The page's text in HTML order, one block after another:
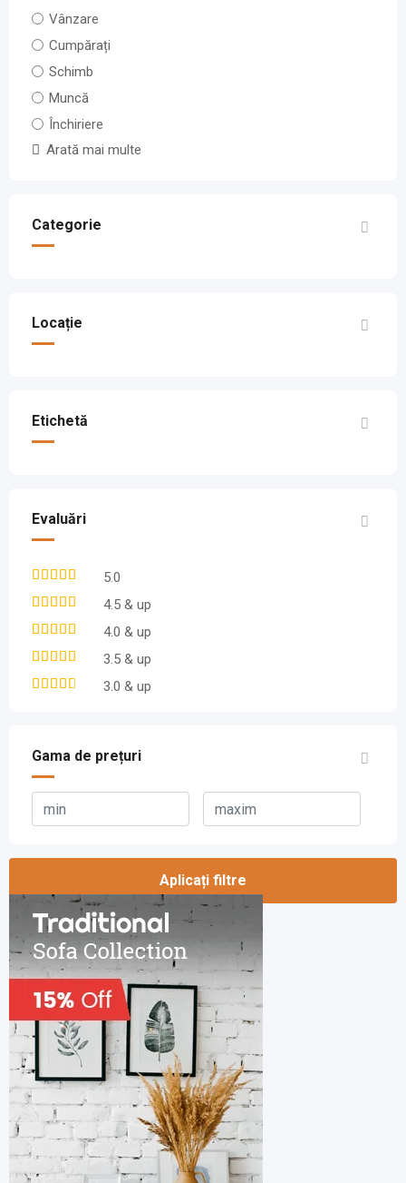
Vânzare
Cumpărați
Schimb
Muncă
Închiriere
Arată mai multe
Categorie
Locație
Etichetă
Evaluări
5.0
4.5 & up
4.0 & up
3.5 & up
3.0 & up
Gama de prețuri
Aplicați filtre